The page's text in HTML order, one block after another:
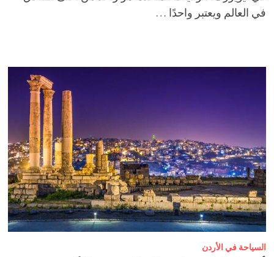
في العالم ويعتبر واحدًا …
السياحة في الأردن